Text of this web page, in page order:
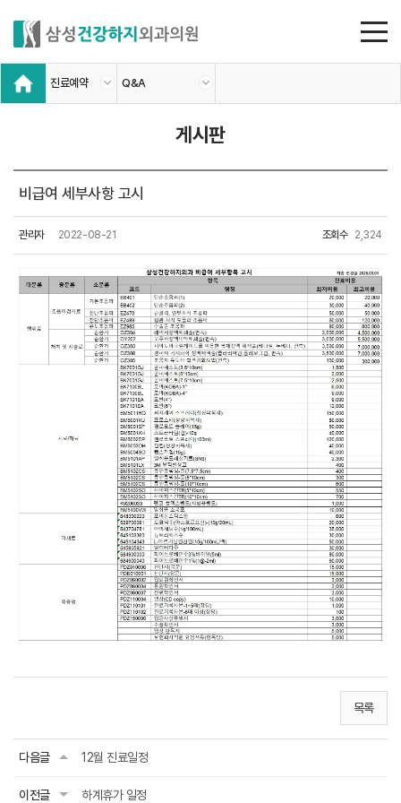
진료예약 Q&A
게시판
비급여 세부사항 고시
관리자 2022-08-21 조회수 2,324
목록
다음글 12월 진료일정
이전글 하계휴가 일정